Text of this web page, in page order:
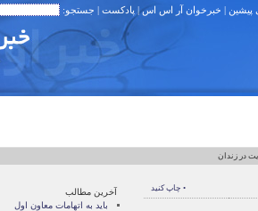
پیشین | خبرخوان آر اس اس| پادکست | جستجو:
در زندان
• چاپ کنید
آخرین مطالب
باید به اتهامات معاون اول